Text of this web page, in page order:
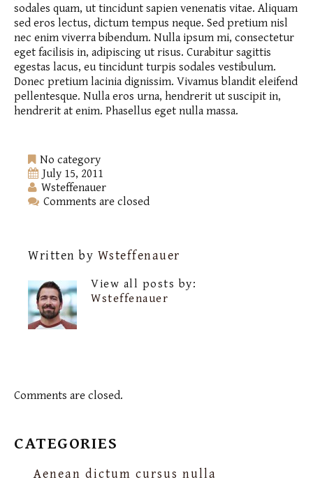
sodales quam, ut tincidunt sapien venenatis vitae. Aliquam
sed eros lectus, dictum tempus neque. Sed pretium nisl
nec enim viverra bibendum. Nulla ipsum mi, consectetur
eget facilisis in, adipiscing ut risus. Curabitur sagittis
egestas lacus, eu tincidunt turpis sodales vestibulum.
Donec pretium lacinia dignissim. Vivamus blandit eleifend
pellentesque. Nulla eros urna, hendrerit ut suscipit in,
hendrerit at enim. Phasellus eget nulla massa.
No category
July 15, 2011
Wsteffenauer
Comments are closed
Written by Wsteffenauer
View all posts by:
Wsteffenauer
Comments are closed.
CATEGORIES
Aenean dictum cursus nulla